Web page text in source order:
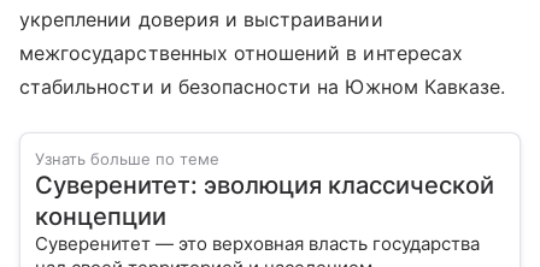
укреплении доверия и выстраивании
межгосударственных отношений в интересах
стабильности и безопасности на Южном Кавказе.
Узнать больше по теме
Суверенитет: эволюция классической
концепции
Суверенитет — это верховная власть государства